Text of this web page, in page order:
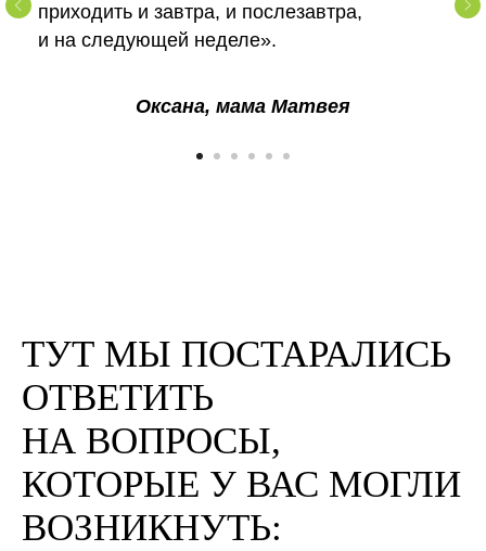
приходить и завтра, и послезавтра,
и на следующей неделе».
Оксана, мама Матвея
ТУТ МЫ ПОСТАРАЛИСЬ
ОТВЕТИТЬ
НА ВОПРОСЫ,
КОТОРЫЕ У ВАС МОГЛИ
ВОЗНИКНУТЬ: